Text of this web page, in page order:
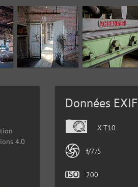
4.0
Données EXIF
X-T10
f/7/5
200